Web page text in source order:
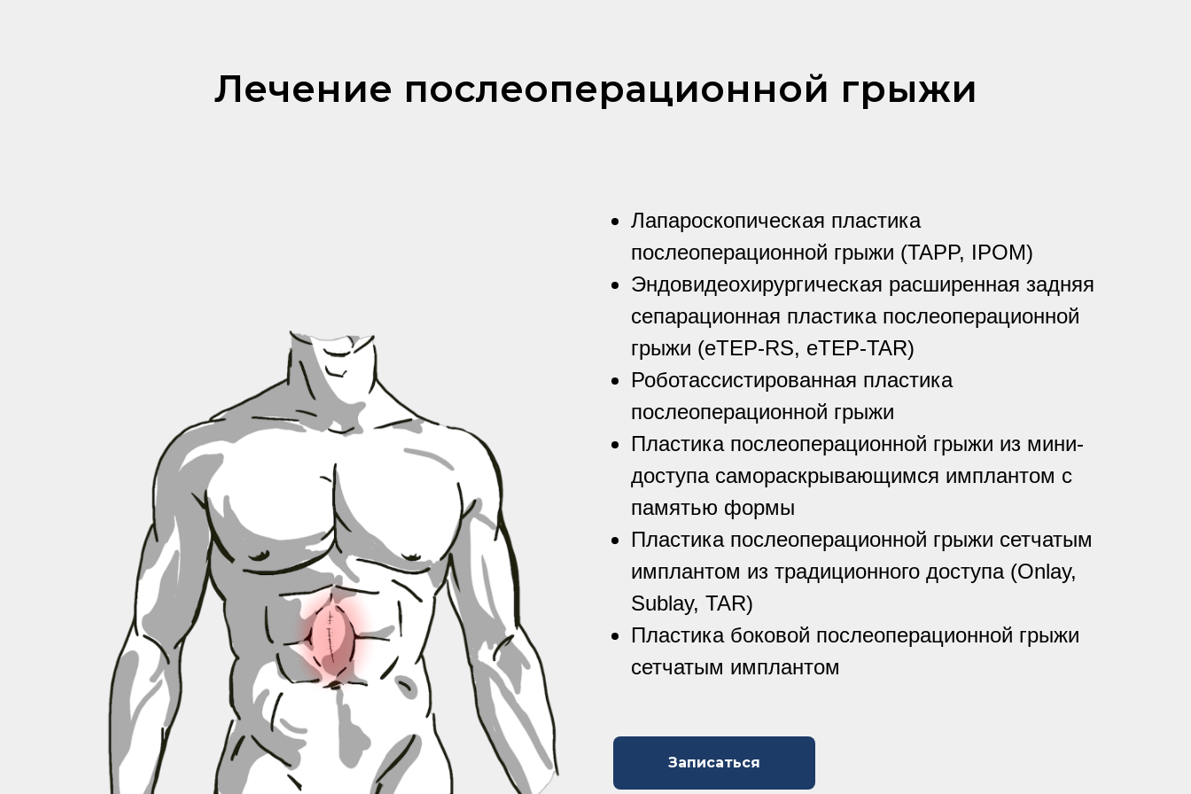
Лечение послеоперационной грыжи
Лапароскопическая пластика
послеоперационной грыжи (TAPP, IPOM)
Эндовидеохирургическая расширенная задняя
сепарационная пластика послеоперационной
грыжи (eTEP-RS, eTEP-TAR)
Роботассистированная пластика
послеоперационной грыжи
Пластика послеоперационной грыжи из мини-
доступа самораскрывающимся имплантом с
памятью формы
Пластика послеоперационной грыжи сетчатым
имплантом из традиционного доступа (Onlay,
Sublay, TAR)
Пластика боковой послеоперационной грыжи
сетчатым имплантом
Записаться